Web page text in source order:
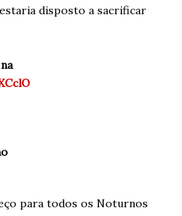
disposto a sacrificar
para todos os Noturnos